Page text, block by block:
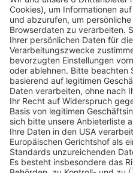
77955 Ettenheim
Telefon: +49 7822 / 440929
Email:info@annettes-
Website
Abgelaufene